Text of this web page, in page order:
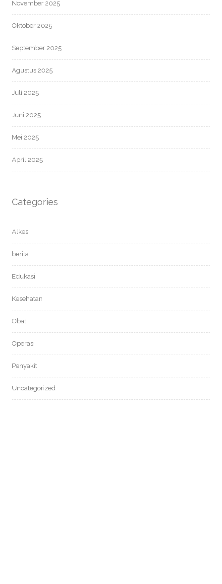
November 2025
Oktober 2025
September 2025
Agustus 2025
Juli 2025
Juni 2025
Mei 2025
April 2025
Categories
Alkes
berita
Edukasi
Kesehatan
Obat
Operasi
Penyakit
Uncategorized